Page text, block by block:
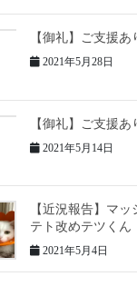
【御礼】ご支援
2021年5月28日
【御礼】ご支援
2021年5月14日
【近況報告】マ
テト改めテツくん
2021年5月4日